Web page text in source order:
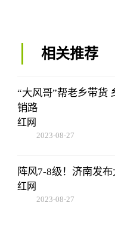
相关推荐
“大风哥”帮老乡带货
销路
红网
2023-08-27
阵风7-8级！济南发
红网
2023-08-27